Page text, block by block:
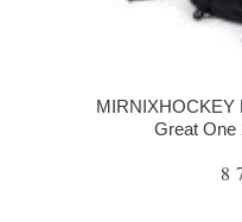
MIRNIXHOCKEY
Great One
8